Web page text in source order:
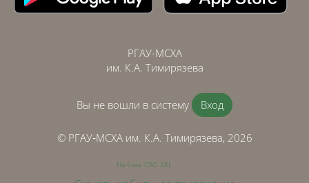
РГАУ-МСХА
им. К.А. Тимирязева
Вы не вошли в систему Вход
© РГАУ‑МСХА им. К.А. Тимирязева, 2026
На базе СЭО 3KL